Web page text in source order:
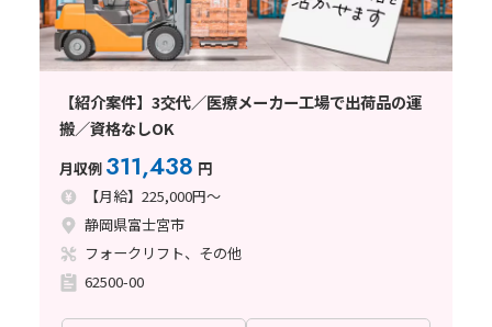
【紹介案件】3交代／医療メーカー工場で出荷品の運
搬／資格なしOK
月収例 311,438 円
【月給】225,000円～
静岡県富士宮市
フォークリフト、その他
62500-00